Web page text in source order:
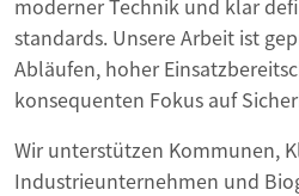
moderner Technik und klar
standards. Unsere Arbeit ist
Abläufen, hoher
konsequenten Fokus auf
Wir unterstützen Kommunen,
Industrieunternehmen und